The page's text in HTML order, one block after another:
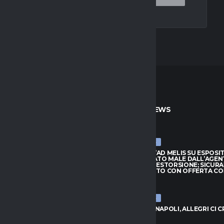
ULTIME NEWS
ULTIME NEWS
CAGLIARI, L’AD MELIS SU
“CONSIGLIATO MALE
QUASI UNA ESTORSIONE;
SUL MERCATO CON OFFERTA
ULTIME NEWS
VLAHOVIC-NAPOLI, ALLEGRI CI